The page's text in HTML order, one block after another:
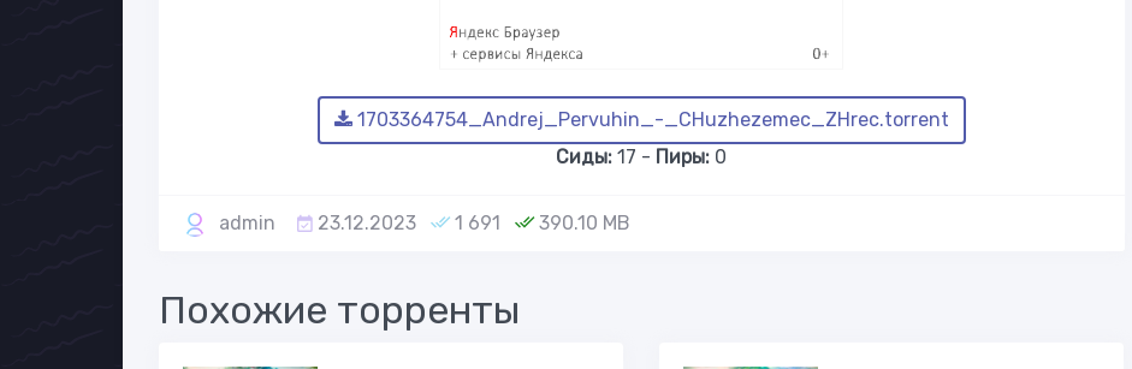
1703364754_Andrej_Pervuhin_-_CHuzhezemec_ZHrec.torrent
Сиды: 17 - Пиры: 0
admin 23.12.2023 1 691 390.10 MB
Похожие торренты